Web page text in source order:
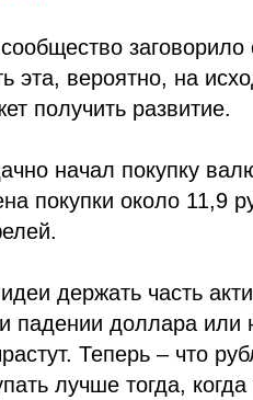
эта, вероятно, на
получить развитие.
начал покупку
покупки около 11,9
держать часть
падении доллара
Теперь – что
лучше тогда,